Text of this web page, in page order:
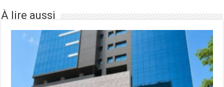
À lire aussi